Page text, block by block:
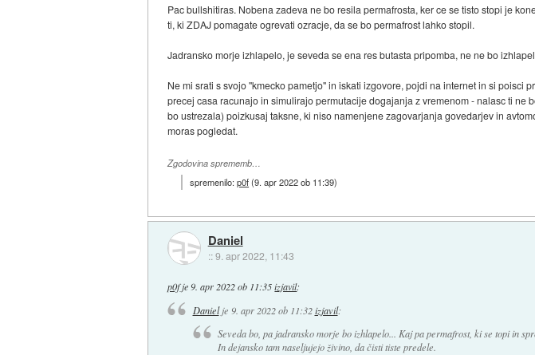
Pac bullshitiras. Nobena zadeva ne bo resila permafrosta, ker ce se tisto stopi je
ti, ki ZDAJ pomagate ogrevati ozracje, da se bo permafrost lahko stopil.
Jadransko morje izhlapelo, je seveda se ena res butasta pripomba, ne ne bo
Ne mi srati s svojo "kmecko pametjo" in iskati izgovore, pojdi na internet in si
precej casa racunajo in simulirajo permutacije dogajanja z vremenom - nalasc ti
bo ustrezala) poizkusaj taksne, ki niso namenjene zagovarjanja govedarjev in
moras pogledat.
Zgodovina sprememb…
spremenilo:p0f(9. apr 2022 ob 11:39)
Daniel
::9. apr 2022, 11:43
p0fje 9. apr 2022 ob 11:35 izjavil:
Danielje 9. apr 2022 ob 11:32 izjavil:
Seveda bo, pa jadransko morje bo izhlapelo... Kaj pa permafrost, ki se topi in
In dejansko tam naseljujejo živino, da čisti tiste predele.